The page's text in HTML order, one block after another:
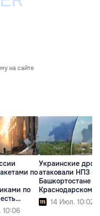
на сайте
по
по
10:06
Украинские
атаковали НПЗ в
Башкортостане и
Краснодарском
14 Июл. 10:02